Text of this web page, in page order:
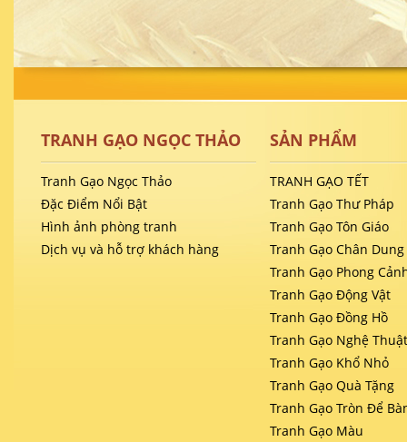
TRANH GẠO NGỌC THẢO
Tranh Gạo Ngọc Thảo
Đặc Điểm Nổi Bật
Hình ảnh phòng tranh
Dịch vụ và hỗ trợ khách hàng
SẢN PHẨM
TRANH GẠO TẾT
Tranh Gạo Thư Pháp
Tranh Gạo Tôn Giáo
Tranh Gạo Chân Dung
Tranh Gạo Phong
Tranh Gạo Động Vật
Tranh Gạo Đồng Hồ
Tranh Gạo Nghệ
Tranh Gạo Khổ Nhỏ
Tranh Gạo Quà Tặng
Tranh Gạo Tròn Để
Tranh Gạo Màu